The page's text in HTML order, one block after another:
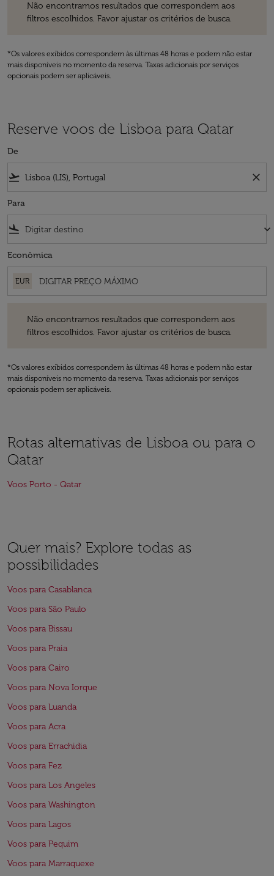
Não encontramos resultados que correspondem aos
filtros escolhidos. Favor ajustar os critérios de busca.
*Os valores exibidos correspondem às últimas 48 horas e podem não estar
mais disponíveis no momento da reserva. Taxas adicionais por serviços
opcionais podem ser aplicáveis.
Reserve voos de Lisboa para Qatar
De
flight_takeoff close
Para
flight_land keyboard_arrow_down
Econômica
EUR
Não encontramos resultados que correspondem aos
filtros escolhidos. Favor ajustar os critérios de busca.
*Os valores exibidos correspondem às últimas 48 horas e podem não estar
mais disponíveis no momento da reserva. Taxas adicionais por serviços
opcionais podem ser aplicáveis.
Rotas alternativas de Lisboa ou para o
Qatar
Voos Porto - Qatar
Quer mais? Explore todas as
possibilidades
Voos para Casablanca
Voos para São Paulo
Voos para Bissau
Voos para Praia
Voos para Cairo
Voos para Nova Iorque
Voos para Luanda
Voos para Acra
Voos para Errachidia
Voos para Fez
Voos para Los Angeles
Voos para Washington
Voos para Lagos
Voos para Pequim
Voos para Marraquexe